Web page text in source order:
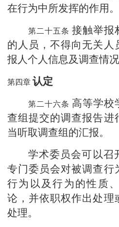
在行为中所发挥的作用。
接触举报
的人员，不得向无关人
报人个人信息及调查情况
认定
高等学校
查组提交的调查报告进
当听取调查组的汇报。
学术委员会可以召
专门委员会对被调查行
行为以及行为的性质
论，并依职权作出处理
处理。